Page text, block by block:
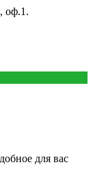
оф.1.
для вас